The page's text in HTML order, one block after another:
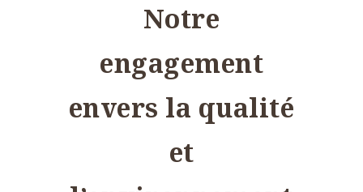
Notre
engagement
envers la qualité
et